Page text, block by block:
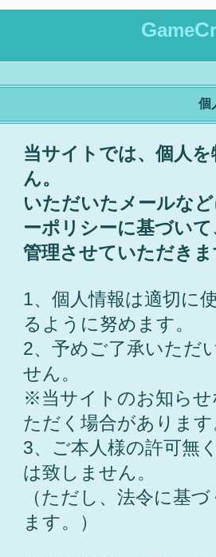
GameC
個
当サイトでは、個人
ん。
いただいたメールな
ーポリシーに基づいて
管理させていただき
1、個人情報は適切に
るように努めます。
2、予めご了承いただ
せん。
※当サイトのお知ら
ただく場合がありま
3、ご本人様の許可無
は致しません。
（ただし、法令に基
ます。）